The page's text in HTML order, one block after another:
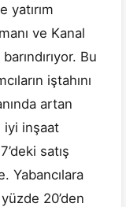
yatırım
ve Kanal
Bu
iştahını
artan
iyi inşaat
satış
Yabancılara
20’den